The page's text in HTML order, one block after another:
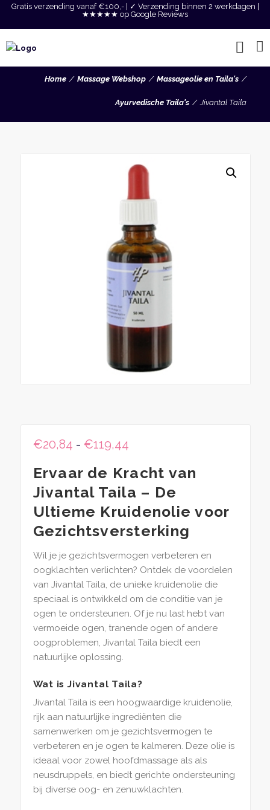
Gratis verzending vanaf €100,- | ✓ Verzending binnen 2 werkdagen |
★★★★★ op Google Reviews
Home Massage Webshop Massageolie en Taila's
Ayurvedische Taila's Jivantal Taila
€20,84 - €119,44Prijsklasse:
tot
€119,44
Ervaar de Kracht van
Jivantal Taila – De
Ultieme Kruidenolie voor
Gezichtsversterking
Wil je je gezichtsvermogen verbeteren en
oogklachten verlichten? Ontdek de voordelen
van Jivantal Taila, de unieke kruidenolie die
speciaal is ontwikkeld om de conditie van je
ogen te ondersteunen. Of je nu last hebt van
vermoeide ogen, tranende ogen of andere
oogproblemen, Jivantal Taila biedt een
natuurlijke oplossing.
Wat is Jivantal Taila?
Jivantal Taila is een hoogwaardige kruidenolie,
rijk aan natuurlijke ingrediënten die
samenwerken om je gezichtsvermogen te
verbeteren en je ogen te kalmeren. Deze olie is
ideaal voor zowel hoofdmassage als als
neusdruppels, en biedt gerichte ondersteuning
bij diverse oog- en zenuwklachten.